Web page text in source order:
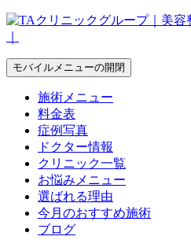
モバイルメニューの開閉
施術メニュー
料金表
症例写真
ドクター情報
クリニック一覧
お悩みメニュー
選ばれる理由
今月のおすすめ施術
ブログ